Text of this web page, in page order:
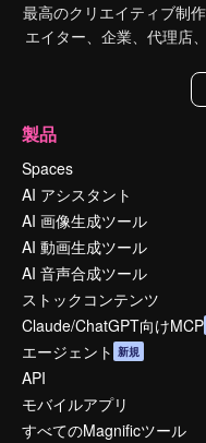
最高のクリエイティブ制
エイター、企業、代理店
製品
Spaces
AI アシスタント
AI 画像生成ツール
AI 動画生成ツール
AI 音声合成ツール
ストックコンテンツ
Claude/ChatGPT向けMCP
エージェント 新規
API
モバイルアプリ
すべてのMagnificツール